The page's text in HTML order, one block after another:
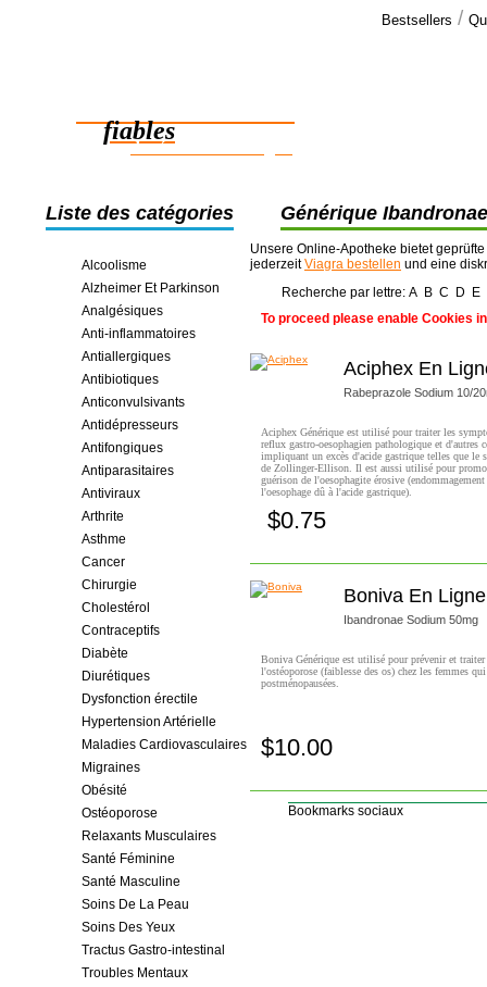
Bestsellers /
fiables
des économies en ligne
Liste des catégories Générique
Alcoolisme
Alzheimer Et Parkinson
Analgésiques
Anti-inflammatoires
Antiallergiques
Antibiotiques
Anticonvulsivants
Antidépresseurs
Antifongiques
Antiparasitaires
Antiviraux
Arthrite
Asthme
Cancer
Chirurgie
Cholestérol
Contraceptifs
Diabète
Diurétiques
Dysfonction érectile
Hypertension Artérielle
Maladies Cardiovasculaires
Migraines
Obésité
Ostéoporose
Relaxants Musculaires
Santé Féminine
Santé Masculine
Soins De La Peau
Soins Des Yeux
Tractus Gastro-intestinal
Troubles Mentaux
Unsere Online-Apotheke bietet
jederzeitViagra bestellen und eine
Recherche par lettre: A B C D E
To proceed please enable Cookies
Aciphex En
Rabeprazole Sodium 10/
Aciphex Générique est utilisé pour traiter les
reflux gastro-oesophagien pathologique et d'autres
impliquant un excès d'acide gastrique telles que le
de Zollinger-Ellison. Il est aussi utilisé pour
guérison de l'oesophagite érosive (endommagement
l'oesophage dû à l'acide gastrique).
$0.75
Boniva En Ligne
Ibandronae Sodium 50mg
Boniva Générique est utilisé pour prévenir et traiter
l'ostéoporose (faiblesse des os) chez les femmes
postménopausées.
$10.00
Bookmarks sociaux